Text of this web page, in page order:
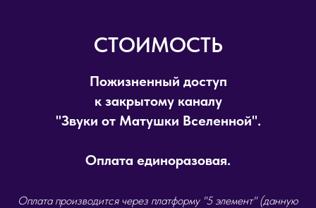
СТОИМОСТЬ
Пожизненный доступ
к закрытому каналу
"Звуки от Матушки Вселенной".
Оплата единоразовая.
Оплата производится через платформу "5 элемент" (данную